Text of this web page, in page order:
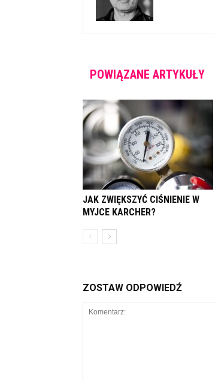
POWIĄZANE ARTYKUŁY
JAK ZWIĘKSZYĆ CIŚNIENIE W
MYJCE KARCHER?
ZOSTAW ODPOWIEDŹ